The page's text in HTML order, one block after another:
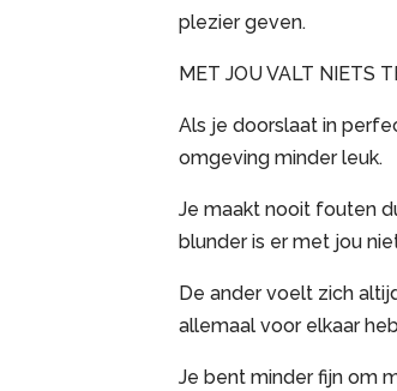
plezier geven.
MET JOU VALT NIETS
Als je doorslaat in
omgeving minder leuk.
Je maakt nooit fouten
blunder is er met jou
De ander voelt zich
allemaal voor elkaar
Je bent minder fijn om